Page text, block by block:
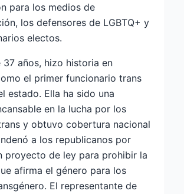
para los medios de
los defensores de LGBTQ+ y
electos.
37 años, hizo historia en
el primer funcionario trans
estado. Ella ha sido una
en la lucha por los
y obtuvo cobertura nacional
a los republicanos por
proyecto de ley para prohibir la
afirma el género para los
El representante de